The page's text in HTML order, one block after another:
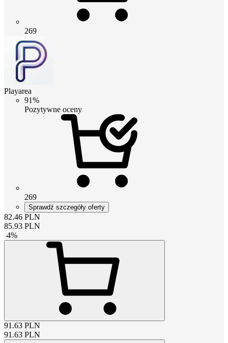
269
Playarea
91%
Pozytywne oceny
269
Sprawdź szczegóły oferty
82.46 PLN
85.93 PLN
-4%
91.63 PLN
91.63 PLN